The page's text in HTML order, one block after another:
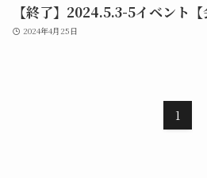
【終了】2024.5.3-5イベント
2024年4月25日
1